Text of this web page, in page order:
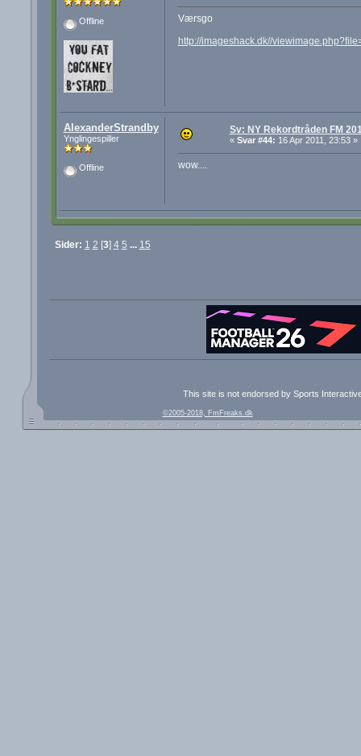
Offline
Værsgo
http://imageshack.dk//
AlexanderStrandby
Ynglingespiller
Offline
Sv: NY Rekordtråden FM
« Svar #44: 16 Apr 2011, 23:53 »
wow....
Sider: 1 2 [3] 4 5 ... 15
This site is not endorsed by Sports
©2005-2018, FmFreaks.dk